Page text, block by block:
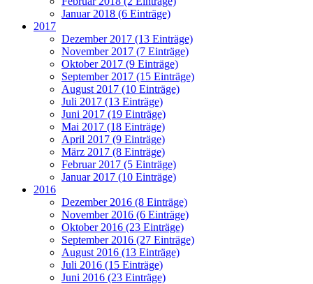
Januar 2018 (6 Einträge)
2017
Dezember 2017 (13 Einträge)
November 2017 (7 Einträge)
Oktober 2017 (9 Einträge)
September 2017 (15 Einträge)
August 2017 (10 Einträge)
Juli 2017 (13 Einträge)
Juni 2017 (19 Einträge)
Mai 2017 (18 Einträge)
April 2017 (9 Einträge)
März 2017 (8 Einträge)
Februar 2017 (5 Einträge)
Januar 2017 (10 Einträge)
2016
Dezember 2016 (8 Einträge)
November 2016 (6 Einträge)
Oktober 2016 (23 Einträge)
September 2016 (27 Einträge)
August 2016 (13 Einträge)
Juli 2016 (15 Einträge)
Juni 2016 (23 Einträge)